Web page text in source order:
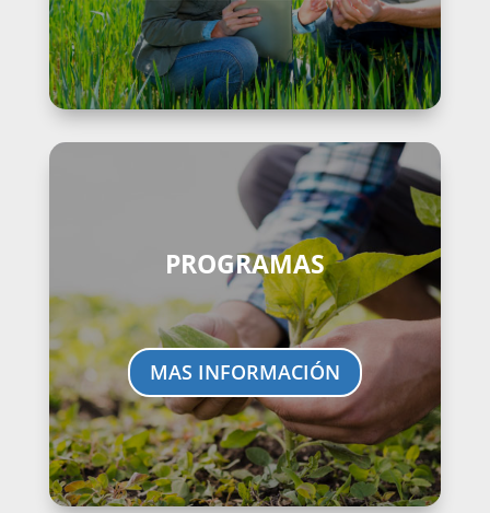
PROGRAMAS
MAS INFORMACIÓN